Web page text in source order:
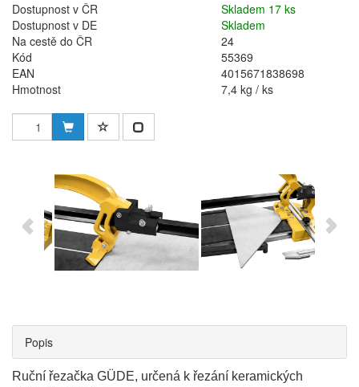
Dostupnost v ČR
Skladem 17 ks
Dostupnost v DE
Skladem
Na cestě do ČR
24
Kód
55369
EAN
4015671838698
Hmotnost
7,4 kg / ks
Popis
Ruční řezačka GÜDE, určená k řezání keramických